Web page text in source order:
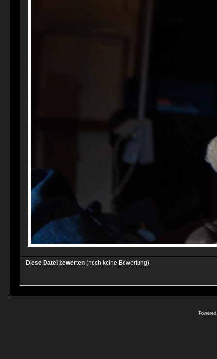
Diese Datei bewerten (noch keine Bewertung)